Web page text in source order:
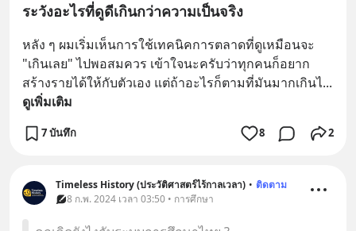
ระวังอะไรที่ดูดีเกินกว่าความเป็นจริง
หลัง ๆ ผมเริ่มเห็นการใช้เทคนิคการตลาดที่ดูเหมือนจะ
"เกินเลย" ไปพอสมควร เข้าใจนะครับว่าทุกคนก็อยาก
สร้างรายได้ให้กับตัวเอง แต่ถ้าอะไรก็ตามที่มันมากเกินไ
ดูเพิ่มเติม
7 บันทึก 8 2
Timeless History (ประวัติศาสตร์ไร้กาลเวลา) • ติดตาม
8 ก.พ. 2024 เวลา 03:50 • การศึกษา